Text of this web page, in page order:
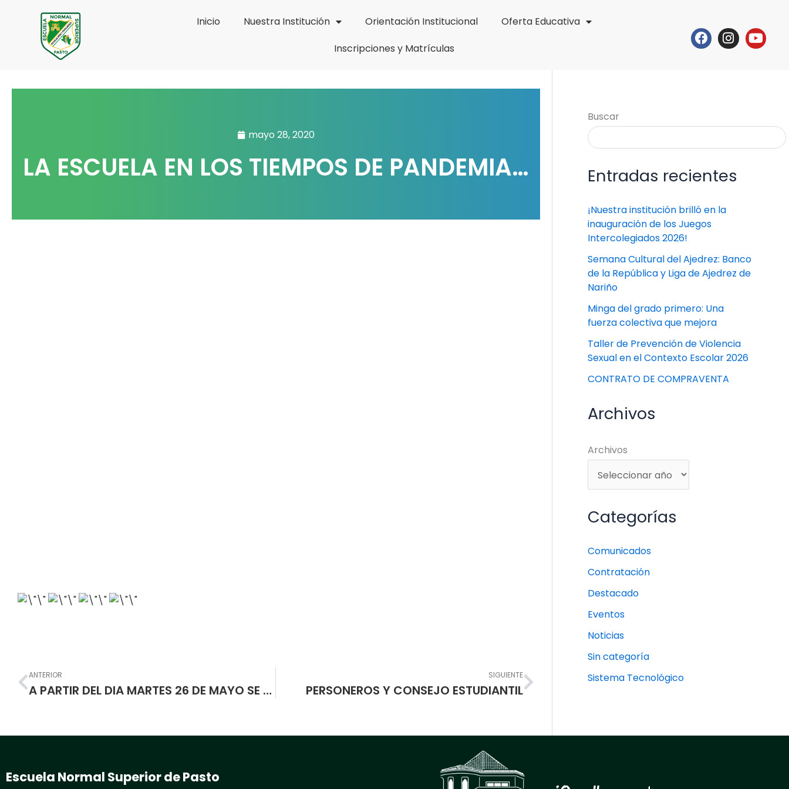
contenido
Inicio Nuestra Institución Orientación Institucional
Oferta Educativa
Inscripciones y Matrículas
Facebook
mayo 28, 2020
LA ESCUELA EN LOS TIEMPOS DE PANDEMIA…
Prev
ANTERIOR
A PARTIR DEL DIA MARTES 26 DE MAYO SE ENTREGARA EL PAQUETE ALIMENTARIO RPC ( RACION PARA PREPARAR EN CASA)
SIGUIENTE
PERSONEROS Y CONSEJO ESTUDIANTIL
Next
Buscar
Entradas recientes
¡Nuestra institución brilló en la
inauguración de los Juegos
Intercolegiados 2026!
Semana Cultural del Ajedrez: Banco
de la República y Liga de Ajedrez de
Nariño
Minga del grado primero: Una
fuerza colectiva que mejora
Taller de Prevención de Violencia
Sexual en el Contexto Escolar 2026
CONTRATO DE COMPRAVENTA
Archivos
Archivos
Categorías
Comunicados
Contratación
Destacado
Eventos
Noticias
Sin categoría
Sistema Tecnológico
Escuela Normal Superior de Pasto